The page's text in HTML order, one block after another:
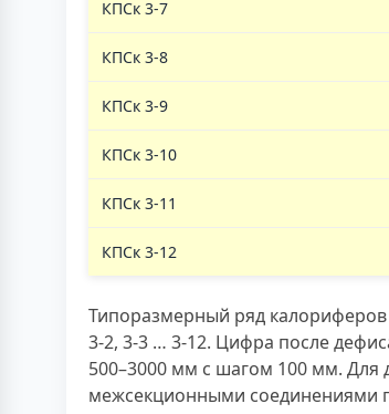
КПСк 3-7
КПСк 3-8
КПСк 3-9
КПСк 3-10
КПСк 3-11
КПСк 3-12
Типоразмерный ряд
3-2, 3-3 … 3-12. Цифра после
500–3000 мм с шагом 100 мм. Для
межсекционными соединениями